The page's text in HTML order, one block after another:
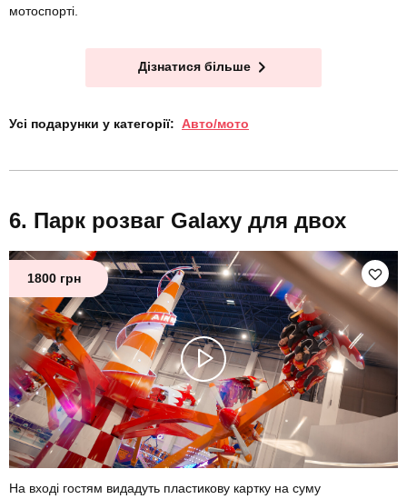
мотоспорті.
Дізнатися більше
Усі подарунки у категорії: Авто/мото
Парк розваг Galaxy для двох
1800 грн
На вході гостям видадуть пластикову картку на суму